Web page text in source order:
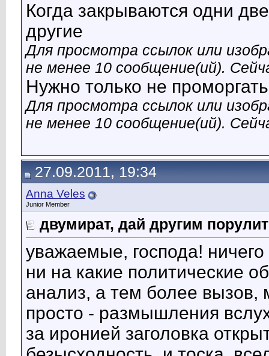
Когда закрываются одни
другие
Для просмотра ссылок или
не менее 10 сообщение(ий).
Нужно только не
Для просмотра ссылок или
не менее 10 сообщение(ий).
27.09.2011, 19:34
Anna Veles
Junior Member
двумират, дай другим
уважаемые, господа!
ни на какие политические
анализ, а тем более вызов,
просто - размышления
за иронией заголовка